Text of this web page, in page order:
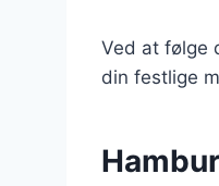
Ved at følge
din festlige